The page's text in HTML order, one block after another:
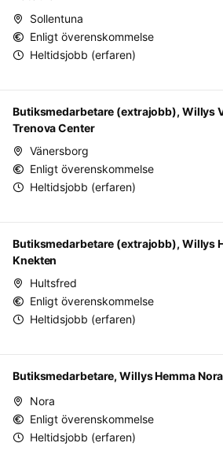
Sollentuna
Enligt överenskommelse
Heltidsjobb (erfaren)
Butiksmedarbetare (extrajobb), Willys
Trenova Center
Vänersborg
Enligt överenskommelse
Heltidsjobb (erfaren)
Butiksmedarbetare (extrajobb), Willys
Knekten
Hultsfred
Enligt överenskommelse
Heltidsjobb (erfaren)
Butiksmedarbetare, Willys Hemma
Nora
Enligt överenskommelse
Heltidsjobb (erfaren)